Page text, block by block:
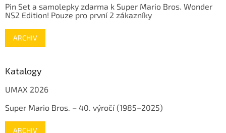
Pin Set a samolepky zdarma k Super Mario Bros. Wonder
NS2 Edition! Pouze pro první 2 zákazníky
ARCHIV
Katalogy
UMAX 2026
Super Mario Bros. – 40. výročí (1985–2025)
ARCHIV